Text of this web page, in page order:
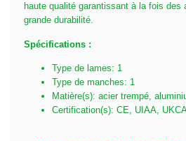
haute qualité garantissant à la fois des
grande durabilité.
Spécifications :
Type de lames: 1
Type de manches: 1
Matière(s): acier trempé,
Certification(s): CE, UIAA,